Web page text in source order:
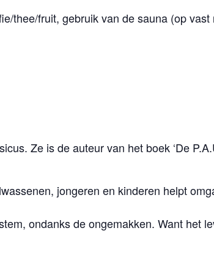
thee/fruit, gebruik van de sauna (op vast
Ze is de auteur van het boek ‘De
jongeren en kinderen helpt
ondanks de ongemakken. Want het